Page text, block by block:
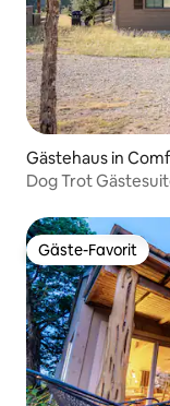
Gästehaus in
Dog Trot
Gäste-Favorit
Gäste-Favorit